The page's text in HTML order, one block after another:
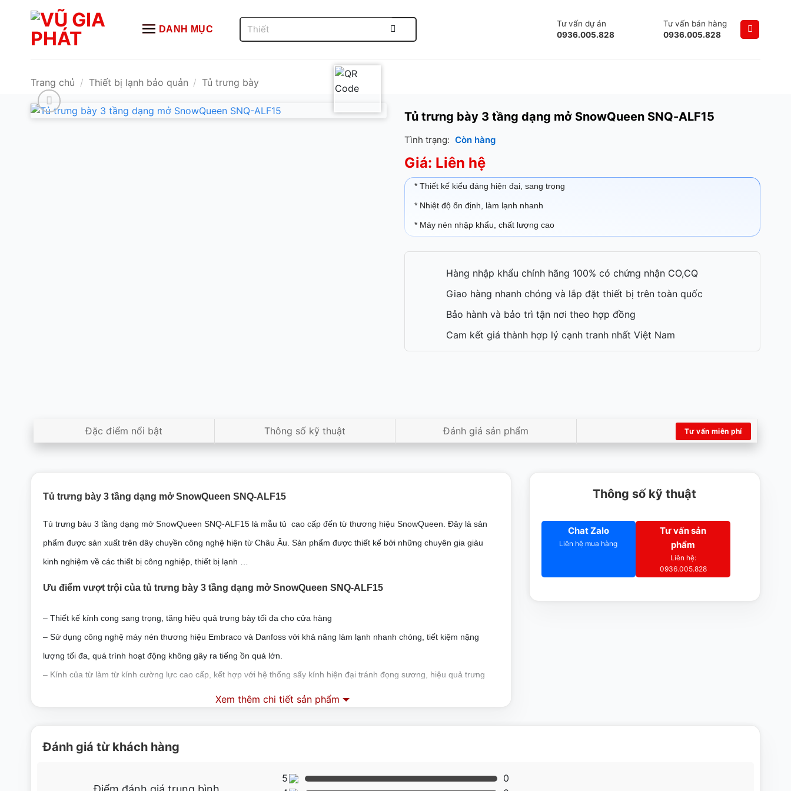
DANH MỤC
kiếm:
Tư vấn dự án
0936.005.828
Tư vấn bán hàng
0936.005.828
Trang chủ / Thiết bị lạnh bảo quản / Tủ trưng bày
Tủ trưng bày 3 tầng dạng mở SnowQueen SNQ-ALF15
Tình trạng: Còn hàng
Giá: Liên hệ
* Thiết kế kiểu đáng hiện đại, sang trọng
* Nhiệt độ ổn định, làm lạnh nhanh
* Máy nén nhập khẩu, chất lượng cao
Hàng nhập khẩu chính hãng 100% có chứng nhận CO,CQ
Giao hàng nhanh chóng và lắp đặt thiết bị trên toàn quốc
Bảo hành và bảo trì tận nơi theo hợp đồng
Cam kết giá thành hợp lý cạnh tranh nhất Việt Nam
Đặc điểm nổi bật Thông số kỹ thuật Đánh giá sản phẩm Tư vấn miễn phí
Tủ trưng bày 3 tầng dạng mở SnowQueen SNQ-ALF15
Tủ trưng bàu 3 tầng dạng mở SnowQueen SNQ-ALF15 là mẫu tủ cao cấp đến từ thương hiệu SnowQueen. Đây là sản
phẩm được sản xuất trên dây chuyền công nghệ hiện từ Châu Âu. Sản phẩm được thiết kế bởi những chuyên gia giàu
kinh nghiệm về các thiết bị công nghiệp, thiết bị lạnh …
Ưu điểm vượt trội của tủ trưng bày 3 tầng dạng mở SnowQueen SNQ-ALF15
– Thiết kế kính cong sang trọng, tăng hiệu quả trưng bày tối đa cho cửa hàng
– Sử dụng công nghệ máy nén thương hiệu Embraco và Danfoss với khả năng làm lạnh nhanh chóng, tiết kiệm nặng
lượng tối đa, quá trình hoạt động không gây ra tiếng ồn quá lớn.
– Kính của từ làm từ kính cường lực cao cấp, kết hợp với hệ thống sấy kính hiện đại tránh đọng sương, hiệu quả trưng
và vẫn có được hương vị thơm ngon.
Xem thêm chi tiết sản phẩm
Thông số kỹ thuật
Chat Zalo
Liên hệ mua hàng
Tư vấn sản
phẩm
Liên hệ:
0936.005.828
Đánh giá từ khách hàng
5
0